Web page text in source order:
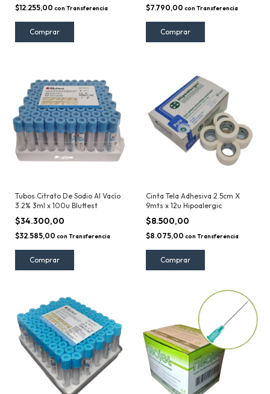
$12.255,00 con Transferencia $7.790,00 con Transferencia
Tubos Citrato De Sodio Al Vacío
3.2% 3ml x 100u Bluttest
$34.300,00
$32.585,00 con Transferencia
Cinta Tela Adhesiva 2.5cm X
9mts x 12u Hipoalergic
$8.500,00
$8.075,00 con Transferencia